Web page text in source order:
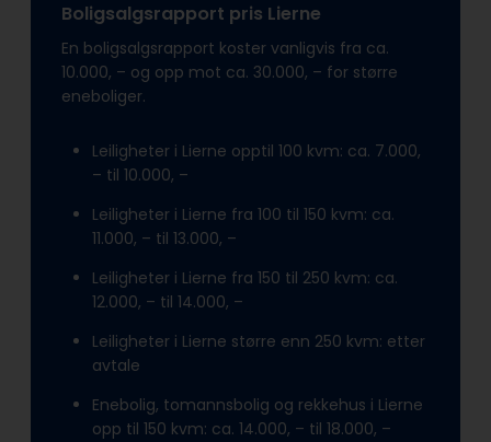
Boligsalgsrapport pris Lierne
En boligsalgsrapport koster vanligvis fra ca.
10.000, – og opp mot ca. 30.000, – for større
eneboliger.
Leiligheter i Lierne opptil 100 kvm: ca. 7.000,
– til 10.000, –
Leiligheter i Lierne fra 100 til 150 kvm: ca.
11.000, – til 13.000, –
Leiligheter i Lierne fra 150 til 250 kvm: ca.
12.000, – til 14.000, –
Leiligheter i Lierne større enn 250 kvm: etter
avtale
Enebolig, tomannsbolig og rekkehus i Lierne
opp til 150 kvm: ca. 14.000, – til 18.000, –